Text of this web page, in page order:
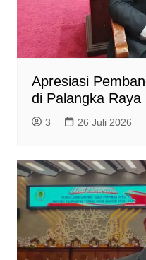
Apresiasi
di Palangka Raya
3 26 Juli 2026